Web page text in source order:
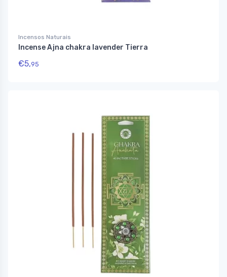
Incensos Naturais
Incense Ajna chakra lavender Tierra
€5,95